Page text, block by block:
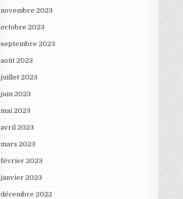
novembre 2023
octobre 2023
septembre 2023
août 2023
juillet 2023
juin 2023
mai 2023
avril 2023
mars 2023
février 2023
janvier 2023
décembre 2022